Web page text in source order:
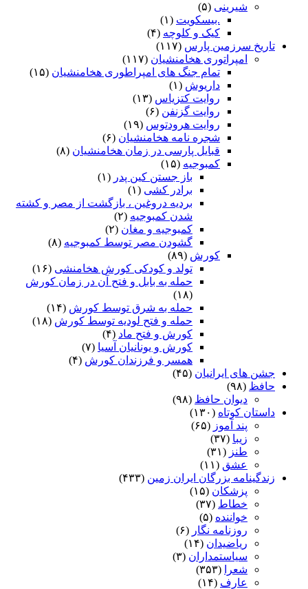
شیرینی (۵)
.بیسکویت (۱)
کیک و کلوچه (۴)
تاریخ سرزمین پارس (۱۱۷)
امپراتوری هخامنشیان (۱۱۷)
تمام جنگ های امپراطوری هخامنشیان (۱۵)
داریوش (۱)
روایت کتزیاس (۱۳)
روایت گزنفن (۶)
روایت هرودتوس (۱۹)
شجره نامه هخامنشیان (۶)
قبایل پارسی در زمان هخامنشیان (۸)
کمبوجیه (۱۵)
باز جستن کین پدر (۱)
برادر کشی (۱)
بردیه دروغین ، بازگشت از مصر و کشته
شدن کمبوجیه (۲)
کمبوجیه و مغان (۲)
گشودن مصر توسط کمبوجیه (۸)
کورش (۸۹)
تولد و کودکی کورش هخامنشی (۱۶)
حمله به بابل و فتح آن در زمان کورش
(۱۸)
حمله به شرق توسط کورش (۱۴)
حمله و فتح لودیه توسط کورش (۱۸)
کورش و فتح ماد (۴)
کورش و یونانیان آسیا (۷)
همسر و فرزندان کورش (۴)
جشن های ایرانیان (۴۵)
حافظ (۹۸)
دیوان حافظ (۹۸)
داستان کوتاه (۱۳۰)
پند آموز (۶۵)
زیبا (۳۷)
طنز (۳۱)
عشق (۱۱)
زندگینامه بزرگان ایران زمین (۴۳۳)
پزشکان (۱۵)
خطاط (۳۷)
خواننده (۵)
روزنامه نگار (۶)
ریاضیدان (۱۴)
سیاستمداران (۳)
شعرا
(۳۵۳)
عارف (۱۴)